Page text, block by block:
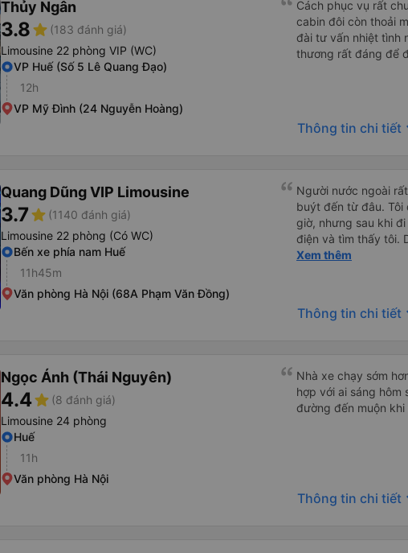
Thủy Ngân
3.8star (183 đánh giá)
Limousine 22 phòng VIP (WC)
VP Huế (Số 5 Lê Quang Đạo)
12h
VP Mỹ Đình (24 Nguyễn Hoàng)
Cách phục vụ rất
cabin đôi còn thoải
đài tư vấn nhiệt tình
thương rất đáng để
Thông tin chi tiết
Quang Dũng VIP Limousine
3.7star (1140 đánh giá)
Limousine 22 phòng (Có WC)
Bến xe phía nam Huế
11h45m
Văn phòng Hà Nội (68A Phạm Văn Đồng)
Người nước ngoài
buýt đến từ đâu.
giờ, nhưng sau khi
điện và tìm thấy tôi.
tôi ngủ ngon hơn ở
cho điểm tối đa.
Xem thêm
Thông tin chi tiết
Ngọc Ánh (Thái Nguyên)
4.4star (8 đánh giá)
Limousine 24 phòng
Huế
11h
Văn phòng Hà Nội
Nhà xe chạy sớm
hợp với ai sáng hôm
đường đến muộn
Thông tin chi tiết